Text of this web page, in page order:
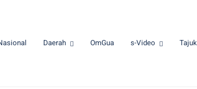
Daerah OmGua s-Video Tajuk